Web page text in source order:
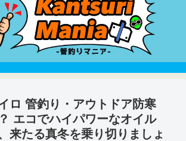
ロ 管釣り・アウトドア防寒
エコでハイパワーなオイル
来たる真冬を乗り切りましょ